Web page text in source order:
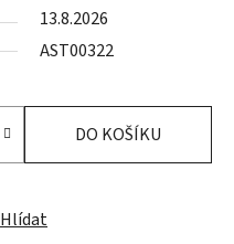
13.8.2026
AST00322
DO KOŠÍKU
Hlídat